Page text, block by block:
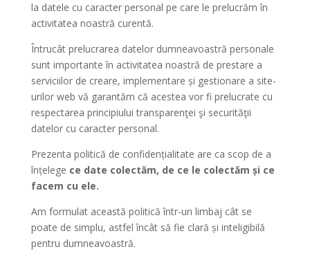
la datele cu caracter personal pe care le prelucrăm în
activitatea noastră curentă.
Întrucât prelucrarea datelor dumneavoastră personale
sunt importante în activitatea noastră de prestare a
serviciilor de creare, implementare și gestionare a site-
urilor web vă garantăm că acestea vor fi prelucrate cu
respectarea principiului transparenţei şi securităţii
datelor cu caracter personal.
Prezenta politică de confidențialitate are ca scop de a
înțelege ce date colectăm, de ce le colectăm și ce
facem cu ele.
Am formulat această politică într-un limbaj cât se
poate de simplu, astfel încât să fie clară și inteligibilă
pentru dumneavoastră.